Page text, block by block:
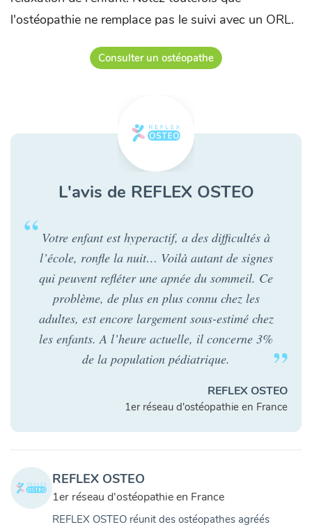
l'ostéopathie ne remplace pas le suivi avec un ORL.
Consulter un ostéopathe
L'avis de REFLEX OSTEO
Votre enfant est hyperactif, a des difficultés à
l’école, ronfle la nuit… Voilà autant de signes
qui peuvent refléter une apnée du sommeil. Ce
problème, de plus en plus connu chez les
adultes, est encore largement sous-estimé chez
les enfants. A l’heure actuelle, il concerne 3%
de la population pédiatrique.
REFLEX OSTEO
1er réseau d'ostéopathie en France
REFLEX OSTEO
1er réseau d'ostéopathie en France
REFLEX OSTEO réunit des ostéopathes agréés